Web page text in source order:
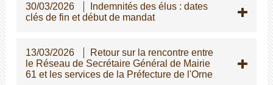
30/03/2026
Indemnités des élus : dates
clés de fin et début de mandat
13/03/2026
Retour sur la rencontre entre
le Réseau de Secrétaire Général de Mairie
61 et les services de la Préfecture de l'Orne